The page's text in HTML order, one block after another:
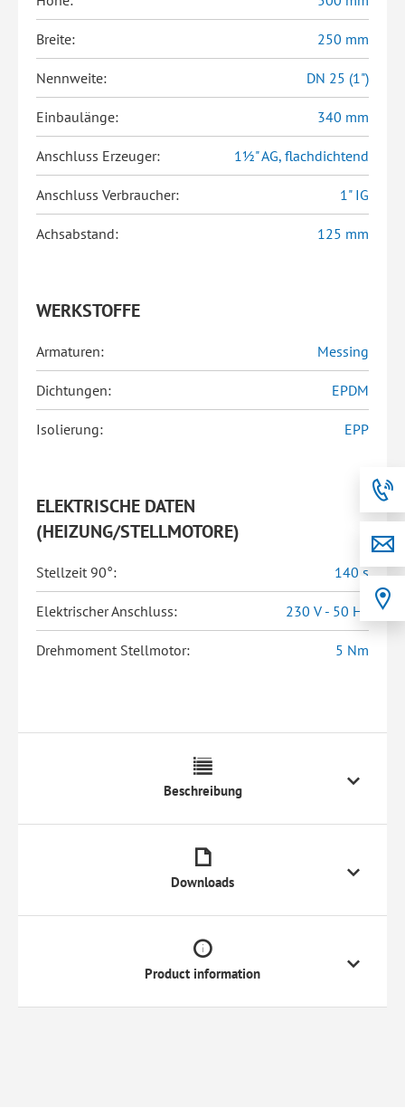
Breite: 250 mm
Nennweite: DN 25 (1")
Einbaulänge: 340 mm
Anschluss Erzeuger: 1½" AG, flachdichtend
Anschluss Verbraucher: 1" IG
Achsabstand: 125 mm
WERKSTOFFE
Armaturen: Messing
Dichtungen: EPDM
Isolierung: EPP
ELEKTRISCHE DATEN
(HEIZUNG/STELLMOTORE)
Stellzeit 90°: 140 s
Elektrischer Anschluss: 230 V - 50 Hz
Drehmoment Stellmotor: 5 Nm
Beschreibung
Downloads
Product information